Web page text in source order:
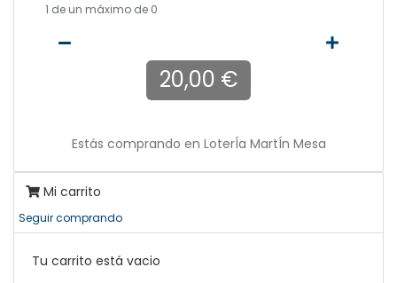
1 de un máximo de 0
20,00 €
Estás comprando en LoterÍa MartÍn Mesa
Mi carrito
Seguir comprando
Tu carrito está vacio